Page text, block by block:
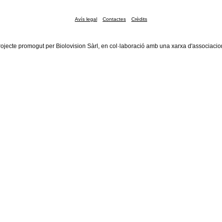
Avís legal Contactes Crèdits
promogut per Biolovision Sàrl, en col·laboració amb una xarxa